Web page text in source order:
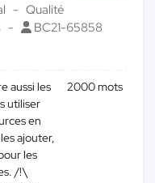
Qualité
BC21-65858
aussi les
utiliser
en
ajouter,
les
/!\
2000 mots